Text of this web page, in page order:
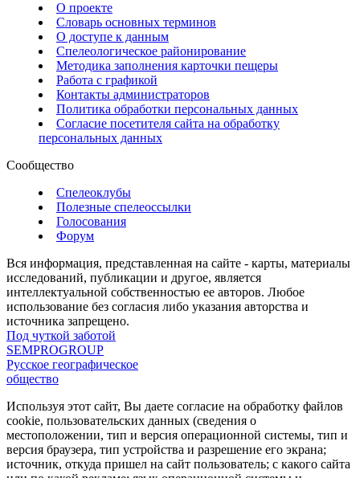
О проекте
Словарь основных терминов
О доступе к данным
Спелеологическое районирование
Методика заполнения карточки пещеры
Работа с графикой
Контакты администраторов
Политика обработки персональных данных
Согласие посетителя сайта на обработку
персональных данных
Сообщество
Спелеоклубы
Полезные спелеоссылки
Голосования
Форум
Вся информация, представленная на сайте - карты, материалы
исследований, публикации и другое, является
интеллектуальной собственностью ее авторов. Любое
использование без согласия либо указания авторства и
источника запрещено.
Под чуткой заботой
SEMPROGROUP
Русское географическое
общество
Используя этот сайт, Вы даете согласие на обработку файлов
cookie, пользовательских данных (сведения о
местоположении, тип и версия операционной системы, тип и
версия браузера, тип устройства и разрешение его экрана;
источник, откуда пришел на сайт пользователь; с какого сайта